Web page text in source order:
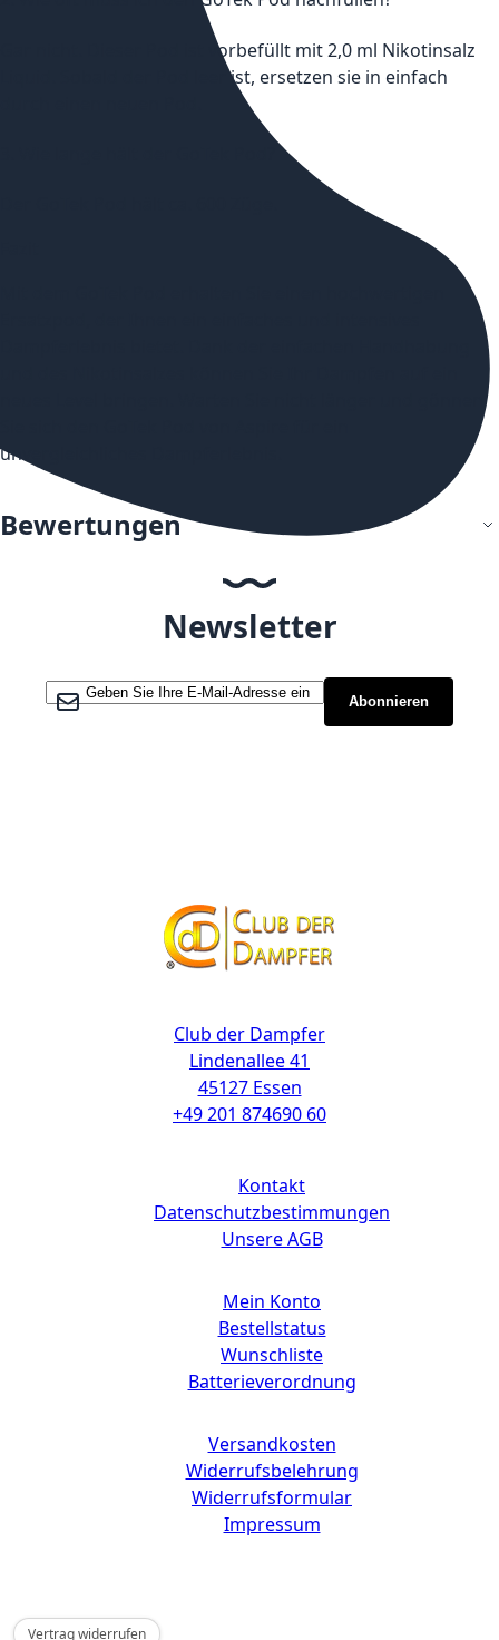
Gar nicht. Dieser Pod ist vorbefüllt mit 2,0 ml Nikotinsalz
Liquid. Sobald der Pod leer ist, ersetzen sie in einfach
unvergleichliches Dampferlebnis.
Bewertungen
Newsletter
Melden Sie sich für unseren Newsletter an:
Abonnieren
Club der Dampfer
Lindenallee 41
45127 Essen
+49 201 874690 60
Kontakt
Datenschutzbestimmungen
Unsere AGB
Mein Konto
Bestellstatus
Wunschliste
Batterieverordnung
Versandkosten
Widerrufsbelehrung
Widerrufsformular
Impressum
Copyright © 2025 CdD GmbH
Vertrag widerrufen